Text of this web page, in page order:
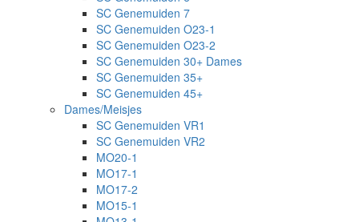
SC Genemuiden 7
SC Genemuiden O23-1
SC Genemuiden O23-2
SC Genemuiden 30+ Dames
SC Genemuiden 35+
SC Genemuiden 45+
Dames/Meisjes
SC Genemuiden VR1
SC Genemuiden VR2
MO20-1
MO17-1
MO17-2
MO15-1